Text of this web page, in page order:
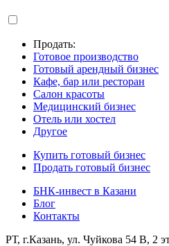
Продать:
Готовое производство
Готовый арендный бизнес
Кафе, бар или ресторан
Салон красоты
Медицинский бизнес
Отель или хостел
Другое
Купить готовый бизнес
Продать готовый бизнес
БНК-инвест в Казани
Блог
Контакты
РТ, г.Казань, ул. Чуйкова 54 В, 2